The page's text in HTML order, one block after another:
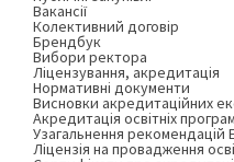
Вакансії
Колективний договір
Брендбук
Вибори ректора
Ліцензування, акредитація
Нормативні документи
Висновки акредитаційних
Акредитація освітніх програм
Узагальнення рекомендацій
Ліцензія на провадження